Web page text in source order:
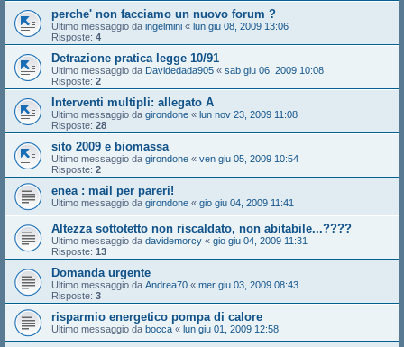
perche' non facciamo un nuovo forum ?
Ultimo messaggio da ingelmini « lun giu 08, 2009 13:06
Risposte: 4
Detrazione pratica legge 10/91
Ultimo messaggio da Davidedada905 « sab giu 06, 2009 10:08
Risposte: 2
Interventi multipli: allegato A
Ultimo messaggio da girondone « lun nov 23, 2009 11:08
Risposte: 28
sito 2009 e biomassa
Ultimo messaggio da girondone « ven giu 05, 2009 10:54
Risposte: 2
enea : mail per pareri!
Ultimo messaggio da girondone « gio giu 04, 2009 11:41
Altezza sottotetto non riscaldato, non abitabile...????
Ultimo messaggio da davidemorcy « gio giu 04, 2009 11:31
Risposte: 13
Domanda urgente
Ultimo messaggio da Andrea70 « mer giu 03, 2009 08:43
Risposte: 3
risparmio energetico pompa di calore
Ultimo messaggio da bocca « lun giu 01, 2009 12:58